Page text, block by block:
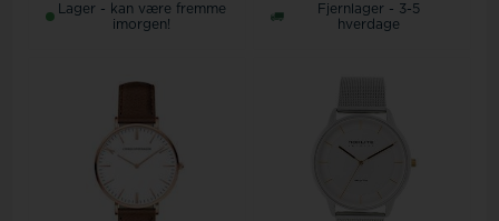
Lager - kan være fremme
imorgen!
Fjernlager - 3-5
hverdage